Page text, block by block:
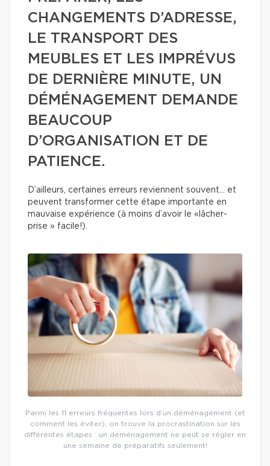
CHANGEMENTS D’ADRESSE,
LE TRANSPORT DES
MEUBLES ET LES IMPRÉVUS
DE DERNIÈRE MINUTE, UN
DÉMÉNAGEMENT DEMANDE
BEAUCOUP
D’ORGANISATION ET DE
PATIENCE.
D’ailleurs, certaines erreurs reviennent souvent… et
peuvent transformer cette étape importante en
mauvaise expérience (à moins d’avoir le «lâcher-
prise » facile!).
Parmi les 11 erreurs fréquentes lors d’un déménagement (et
comment les éviter), on trouve la procrastination sur les
différentes étapes : un déménagement ne peut se régler en
une semaine de préparatifs seulement!